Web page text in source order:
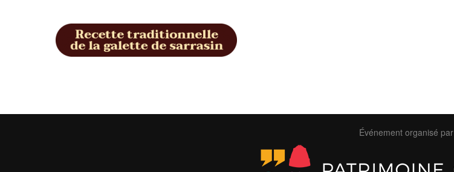
Événement organisé par